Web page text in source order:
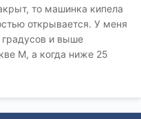
то машинка кипела
открывается. У меня
градусов и выше
М, а когда ниже 25